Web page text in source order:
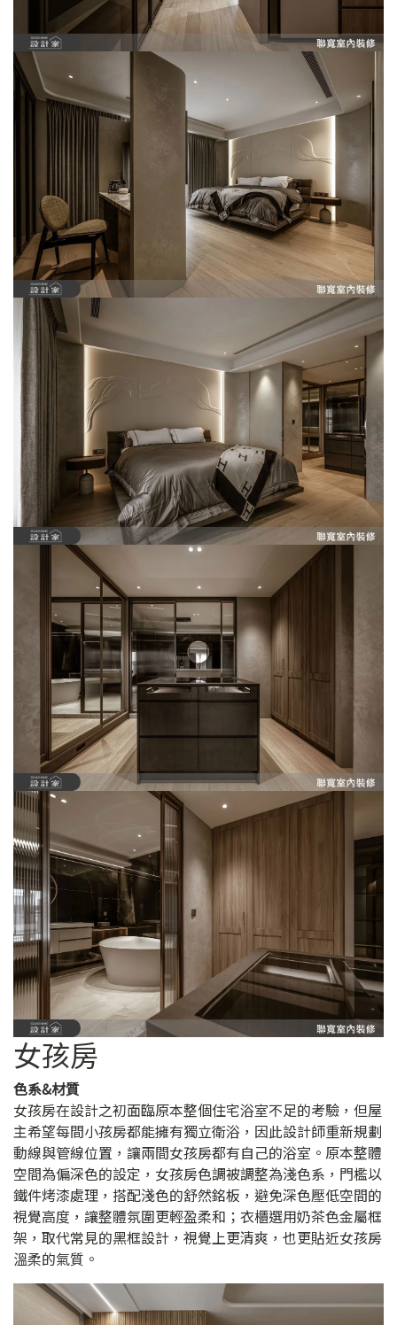
女孩房
色系&材質
女孩房在設計之初面臨原本整個住宅浴室不足的考驗，但屋
主希望每間小孩房都能擁有獨立衛浴，因此設計師重新規劃
動線與管線位置，讓兩間女孩房都有自己的浴室。原本整體
空間為偏深色的設定，女孩房色調被調整為淺色系，門檻以
鐵件烤漆處理，搭配淺色的舒然銘板，避免深色壓低空間的
視覺高度，讓整體氛圍更輕盈柔和；衣櫃選用奶茶色金屬框
架，取代常見的黑框設計，視覺上更清爽，也更貼近女孩房
溫柔的氣質。